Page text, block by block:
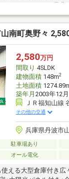
カセ不動産(株) 加西
南町奥野々
2,580万円
間取り 4SLDK
建物面積148m2
土地面積
築年月 2003年12
ＪＲ福知山線
その他の交通
兵庫県丹波市
駐車場あり
オール電化
える大型倉庫付き広